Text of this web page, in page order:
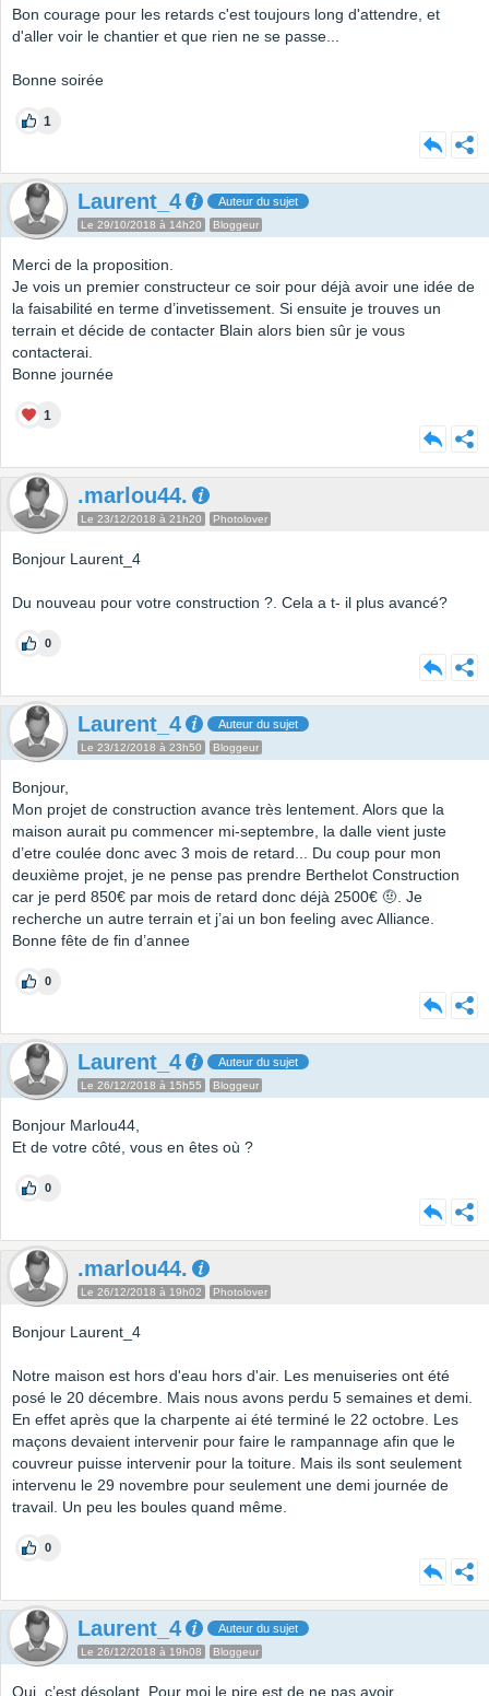
Bon courage pour les retards c'est toujours long d'attendre, et
d'aller voir le chantier et que rien ne se passe...
Bonne soirée
1
Laurent_4 Auteur du sujet
Le 29/10/2018 à 14h20 Bloggeur
Merci de la proposition.
Je vois un premier constructeur ce soir pour déjà avoir une idée de
la faisabilité en terme d’invetissement. Si ensuite je trouves un
terrain et décide de contacter Blain alors bien sûr je vous
contacterai.
Bonne journée
1
.marlou44.
Le 23/12/2018 à 21h20 Photolover
Bonjour Laurent_4
Du nouveau pour votre construction ?. Cela a t- il plus avancé?
0
Laurent_4 Auteur du sujet
Le 23/12/2018 à 23h50 Bloggeur
Bonjour,
Mon projet de construction avance très lentement. Alors que la
maison aurait pu commencer mi-septembre, la dalle vient juste
d’etre coulée donc avec 3 mois de retard... Du coup pour mon
deuxième projet, je ne pense pas prendre Berthelot Construction
car je perd 850€ par mois de retard donc déjà 2500€ 🤨. Je
recherche un autre terrain et j’ai un bon feeling avec Alliance.
Bonne fête de fin d’annee
0
Laurent_4 Auteur du sujet
Le 26/12/2018 à 15h55 Bloggeur
Bonjour Marlou44,
Et de votre côté, vous en êtes où ?
0
.marlou44.
Le 26/12/2018 à 19h02 Photolover
Bonjour Laurent_4
Notre maison est hors d'eau hors d'air. Les menuiseries ont été
posé le 20 décembre. Mais nous avons perdu 5 semaines et demi.
En effet après que la charpente ai été terminé le 22 octobre. Les
maçons devaient intervenir pour faire le rampannage afin que le
couvreur puisse intervenir pour la toiture. Mais ils sont seulement
intervenu le 29 novembre pour seulement une demi journée de
travail. Un peu les boules quand même.
0
Laurent_4 Auteur du sujet
Le 26/12/2018 à 19h08 Bloggeur
Oui, c’est désolant. Pour moi le pire est de ne pas avoir